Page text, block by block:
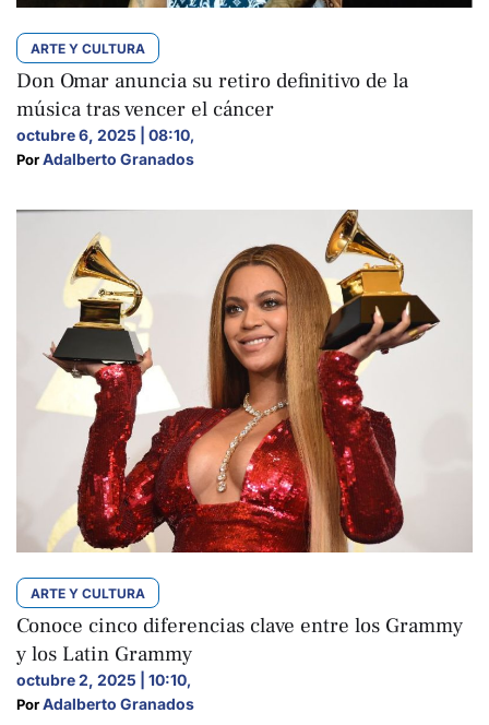
ARTE Y CULTURA
Don Omar anuncia su retiro definitivo de la
música tras vencer el cáncer
octubre 6, 2025 | 08:10,
Por Adalberto Granados
ARTE Y CULTURA
Conoce cinco diferencias clave entre los Grammy
y los Latin Grammy
octubre 2, 2025 | 10:10,
Por Adalberto Granados